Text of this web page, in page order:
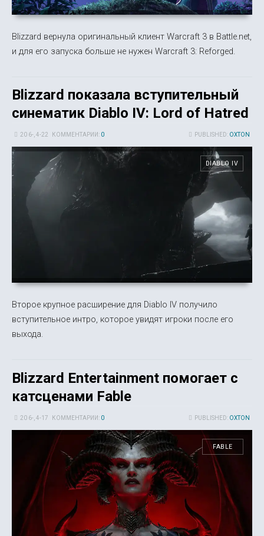
Blizzard вернула оригинальный клиент Warcraft 3 в Battle.net,
и для его запуска больше не нужен Warcraft 3: Reforged.
Blizzard показала вступительный
синематик Diablo IV: Lord of Hatred
PUBLISHED: OXTON
20 6-, 4-22 КОММЕНТАРИИ: 0
DIABLO IV
Второе крупное расширение для Diablo IV получило
вступительное интро, которое увидят игроки после его
выхода.
Blizzard Entertainment помогает с
катсценами Fable
PUBLISHED: OXTON
20 6-, 4-17 КОММЕНТАРИИ: 0
FABLE